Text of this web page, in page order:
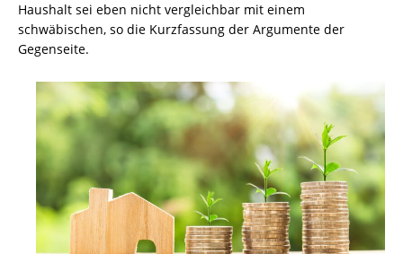
Haushalt sei eben nicht vergleichbar mit einem
schwäbischen, so die Kurzfassung der Argumente der
Gegenseite.